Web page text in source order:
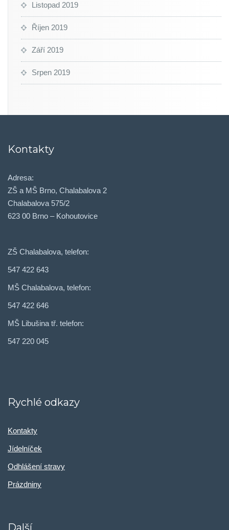
Listopad 2019
Říjen 2019
Září 2019
Srpen 2019
Kontakty
Adresa:
ZŠ a MŠ Brno, Chalabalova 2
Chalabalova 575/2
623 00 Brno – Kohoutovice
ZŠ Chalabalova, telefon:
547 422 643
MŠ Chalabalova, telefon:
547 422 646
MŠ Libušina tř. telefon:
547 220 045
Rychlé odkazy
Kontakty
Jídelníček
Odhlášení stravy
Prázdniny
Další